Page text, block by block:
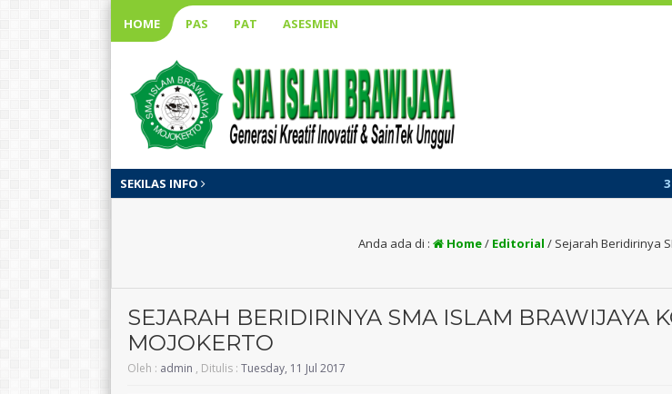
HOME PAS PAT ASESMEN
SEKILAS INFO 3
Anda ada di : Home/ Editorial / Sejarah Beridirinya
SEJARAH BERIDIRINYA SMA ISLAM BRAWIJAYA
MOJOKERTO
Oleh : admin , Ditulis : Tuesday, 11 Jul 2017